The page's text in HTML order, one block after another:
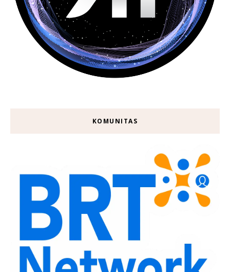
KOMUNITAS